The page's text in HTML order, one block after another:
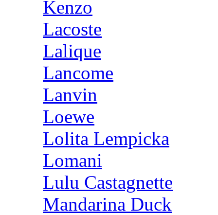
Kenzo
Lacoste
Lalique
Lancome
Lanvin
Loewe
Lolita Lempicka
Lomani
Lulu Castagnette
Mandarina Duck